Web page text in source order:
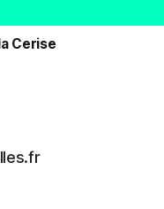
Cerise